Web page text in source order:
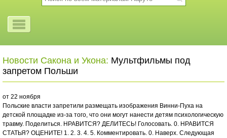
Новости Сакона и Укона: Мультфильмы под
запретом Польши
от 22 ноября
Польские власти запретили размещать изображения Винни-Пуха на
детской площадке из-за того, что они могут нанести детям психологическую
травму. Поделиться. НРАВИТСЯ? ДЕЛИТЕСЬ! Голосовать. 0. НРАВИТСЯ
СТАТЬЯ? ОЦЕНИТЕ! 1. 2. 3. 4. 5. Комментировать. 0. Наверх. Следующая